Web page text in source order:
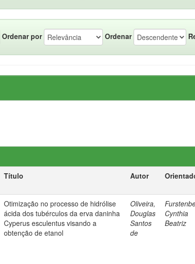
Ordenar por Ordenar
Título Autor
Otimização no processo de hidrólise
ácida dos tubérculos da erva daninha
Cyperus esculentus visando a
obtenção de etanol
Oliveira,
Douglas
Santos
de
Cynthia
Beatriz